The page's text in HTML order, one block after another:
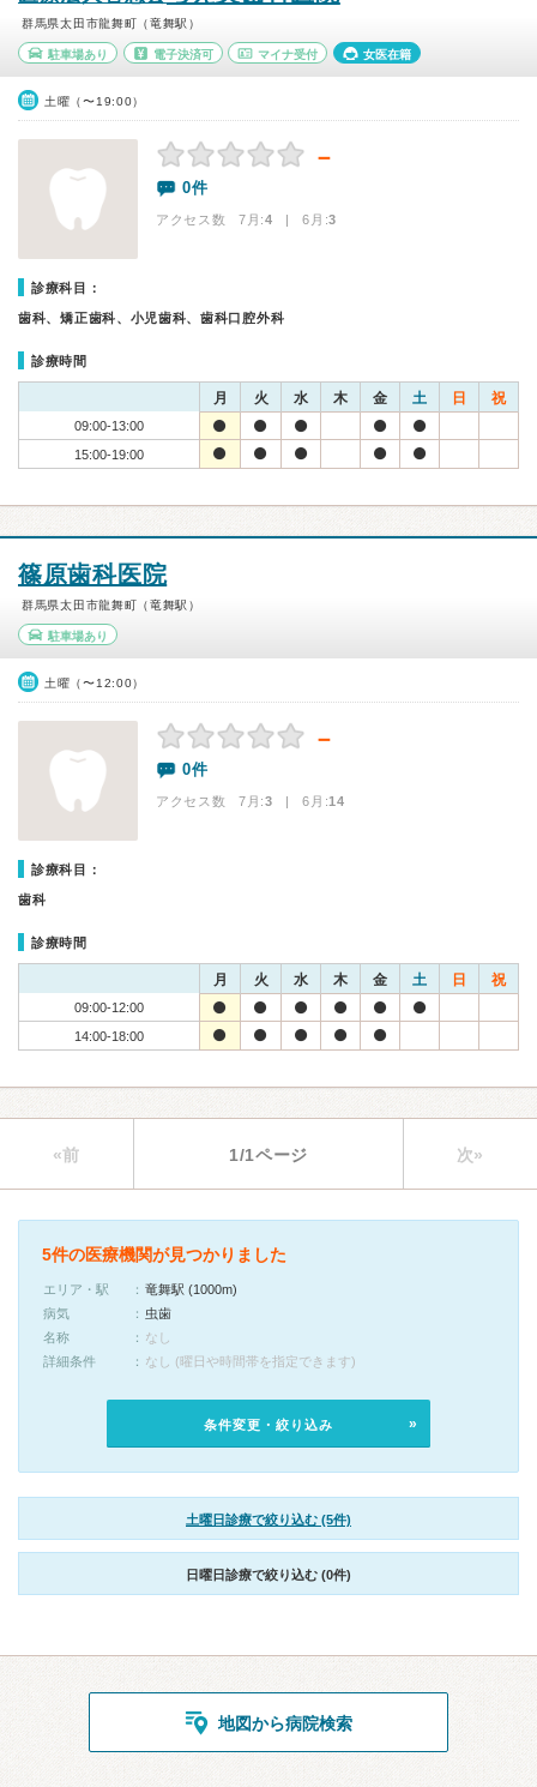
群馬県太田市龍舞町（竜舞駅）
駐車場あり 電子決済可 マイナ受付 女医在籍
土曜（〜19:00）
－
0件
アクセス数 7月:4 | 6月:3
診療科目：
歯科、矯正歯科、小児歯科、歯科口腔外科
診療時間
月 火 水 木 金 土 日 祝
09:00-13:00
15:00-19:00
篠原歯科医院
群馬県太田市龍舞町（竜舞駅）
駐車場あり
土曜（〜12:00）
－
0件
アクセス数 7月:3 | 6月:14
診療科目：
歯科
診療時間
月 火 水 木 金 土 日 祝
09:00-12:00
14:00-18:00
«前 1/1ページ 次»
5件の医療機関が見つかりました
エリア・駅
竜舞駅 (1000m)
病気
虫歯
名称
なし
詳細条件
なし (曜日や時間帯を指定できます)
条件変更・絞り込み
土曜日診療で絞り込む (5件)
日曜日診療で絞り込む (0件)
地図から病院検索